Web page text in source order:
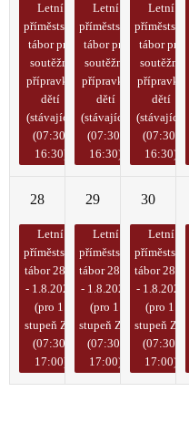
Letní
příměstský
tábor pro
soutěžní
přípravky
dětí
(stávající)
(07:30-
16:30)
Letní
příměstský
tábor pro
soutěžní
přípravky
dětí
(stávající)
(07:30-
16:30)
Letní
příměstský
tábor pro
soutěžní
přípravky
dětí
(stávající)
(07:30-
16:30)
28
Letní
příměstský
tábor 28.7.
- 1.8.2025
(pro 1.
stupeň ZŠ)
(07:30-
17:00)
29
Letní
příměstský
tábor 28.7.
- 1.8.2025
(pro 1.
stupeň ZŠ)
(07:30-
17:00)
30
Letní
příměstský
tábor 28.7.
- 1.8.2025
(pro 1.
stupeň ZŠ)
(07:30-
17:00)